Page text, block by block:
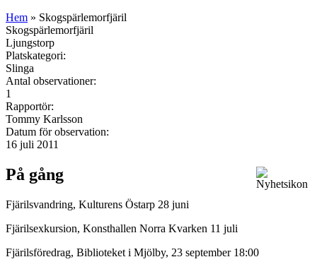
Hem » Skogspärlemorfjäril
Skogspärlemorfjäril
Ljungstorp
Platskategori:
Slinga
Antal observationer:
1
Rapportör:
Tommy Karlsson
Datum för observation:
16 juli 2011
På gång
Fjärilsvandring, Kulturens Östarp 28 juni
Fjärilsexkursion, Konsthallen Norra Kvarken 11 juli
Fjärilsföredrag, Biblioteket i Mjölby, 23 september 18:00